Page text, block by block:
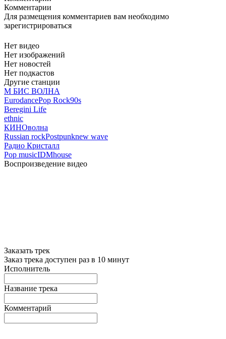
Комментарии
Для размещения комментариев вам необходимо
зарегистрироваться
Нет видео
Нет изображений
Нет новостей
Нет подкастов
Другие станции
М БИС ВОЛНА
EurodancePop Rock90s
Beregini Life
ethnic
КИНОволна
Russian rockPostpunknew wave
Радио Кристалл
Pop musicIDMhouse
Воспроизведение видео
Заказать трек
Заказ трека доступен раз в 10 минут
Исполнитель
Название трека
Комментарий